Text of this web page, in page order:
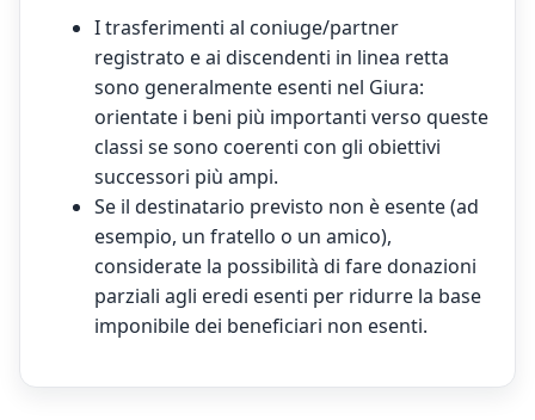
I trasferimenti al coniuge/partner
registrato e ai discendenti in linea retta
sono generalmente esenti nel Giura:
orientate i beni più importanti verso queste
classi se sono coerenti con gli obiettivi
successori più ampi.
Se il destinatario previsto non è esente (ad
esempio, un fratello o un amico),
considerate la possibilità di fare donazioni
parziali agli eredi esenti per ridurre la base
imponibile dei beneficiari non esenti.